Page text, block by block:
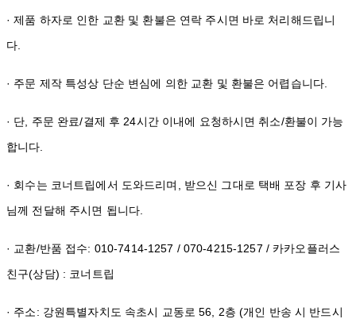
· 제품 하자로 인한 교환 및 환불은 연락 주시면 바로 처리해드립니
다.
· 주문 제작 특성상 단순 변심에 의한 교환 및 환불은 어렵습니다.
· 단, 주문 완료/결제 후 24시간 이내에 요청하시면 취소/환불이 가능
합니다.
· 회수는 코너트립에서 도와드리며, 받으신 그대로 택배 포장 후 기사
님께 전달해 주시면 됩니다.
· 교환/반품 접수: 010-7414-1257 / 070-4215-1257 / 카카오플러스
친구(상담) : 코너트립
· 주소: 강원특별자치도 속초시 교동로 56, 2층 (개인 반송 시 반드시